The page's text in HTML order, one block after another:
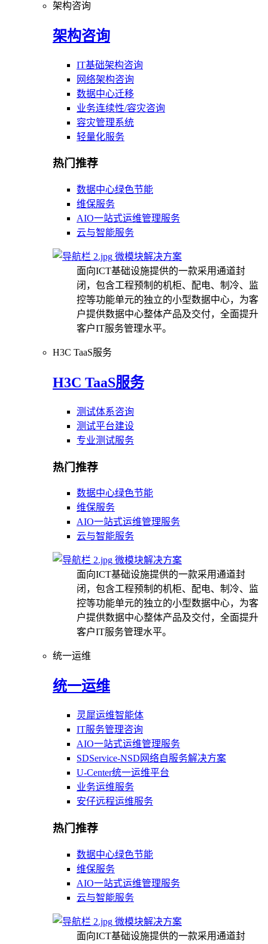
架构咨询
架构咨询
IT基础架构咨询
网络架构咨询
数据中心迁移
业务连续性/容灾咨询
容灾管理系统
轻量化服务
热门推荐
数据中心绿色节能
维保服务
AIO一站式运维管理服务
云与智能服务
微模块解决方案
面向ICT基础设施提供的一款采用通道封
闭，包含工程预制的机柜、配电、制冷、监
控等功能单元的独立的小型数据中心，为客
户提供数据中心整体产品及交付，全面提升
客户IT服务管理水平。
H3C TaaS服务
H3C TaaS服务
测试体系咨询
测试平台建设
专业测试服务
热门推荐
数据中心绿色节能
维保服务
AIO一站式运维管理服务
云与智能服务
微模块解决方案
面向ICT基础设施提供的一款采用通道封
闭，包含工程预制的机柜、配电、制冷、监
控等功能单元的独立的小型数据中心，为客
户提供数据中心整体产品及交付，全面提升
客户IT服务管理水平。
统一运维
统一运维
灵犀运维智能体
IT服务管理咨询
AIO一站式运维管理服务
SDService-NSD网络自服务解决方案
U-Center统一运维平台
业务运维服务
安仔远程运维服务
热门推荐
数据中心绿色节能
维保服务
AIO一站式运维管理服务
云与智能服务
微模块解决方案
面向ICT基础设施提供的一款采用通道封